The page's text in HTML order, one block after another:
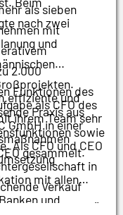
als sieben
mit
2.000
Funktionen des
Praxis aus
sowie
gesammelt.
nach zwei
und
als CFO des
GmbH in einer
Als CFO und CEO
in
Verkauf
war für
effiziente und
ihrem Team sehr
mit allen
und